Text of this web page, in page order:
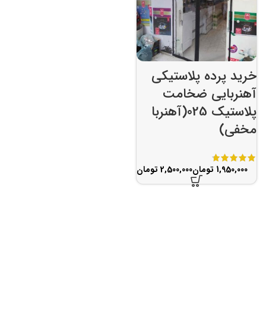
خرید پرده پلاستیکی
آهنربایی ضخامت
پلاستیک 025(آهنربا
مخفی)
تومان تومان